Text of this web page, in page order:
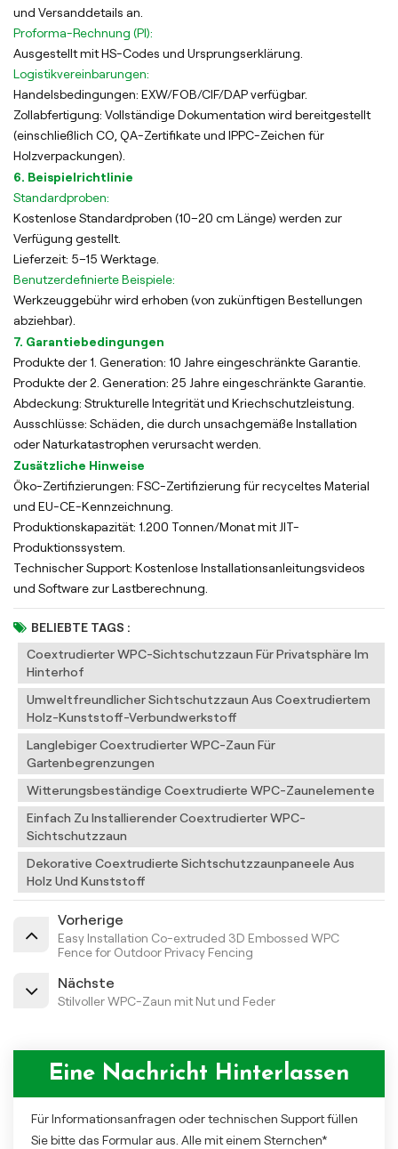
und Versanddetails an.
Proforma-Rechnung (PI):
Ausgestellt mit HS-Codes und Ursprungserklärung.
Logistikvereinbarungen:
Handelsbedingungen: EXW/FOB/CIF/DAP verfügbar.
Zollabfertigung: Vollständige Dokumentation wird bereitgestellt
(einschließlich CO, QA-Zertifikate und IPPC-Zeichen für
Holzverpackungen).
6. Beispielrichtlinie
Standardproben:
Kostenlose Standardproben (10–20 cm Länge) werden zur
Verfügung gestellt.
Lieferzeit: 5–15 Werktage.
Benutzerdefinierte Beispiele:
Werkzeuggebühr wird erhoben (von zukünftigen Bestellungen
abziehbar).
7. Garantiebedingungen
Produkte der 1. Generation: 10 Jahre eingeschränkte Garantie.
Produkte der 2. Generation: 25 Jahre eingeschränkte Garantie.
Abdeckung: Strukturelle Integrität und Kriechschutzleistung.
Ausschlüsse: Schäden, die durch unsachgemäße Installation
oder Naturkatastrophen verursacht werden.
Zusätzliche Hinweise
Öko-Zertifizierungen: FSC-Zertifizierung für recyceltes Material
und EU-CE-Kennzeichnung.
Produktionskapazität: 1.200 Tonnen/Monat mit JIT-
Produktionssystem.
Technischer Support: Kostenlose Installationsanleitungsvideos
und Software zur Lastberechnung.
BELIEBTE TAGS :
Coextrudierter WPC-Sichtschutzzaun Für Privatsphäre Im
Hinterhof
Umweltfreundlicher Sichtschutzzaun Aus Coextrudiertem
Holz-Kunststoff-Verbundwerkstoff
Langlebiger Coextrudierter WPC-Zaun Für
Gartenbegrenzungen
Witterungsbeständige Coextrudierte WPC-Zaunelemente
Einfach Zu Installierender Coextrudierter WPC-
Sichtschutzzaun
Dekorative Coextrudierte Sichtschutzzaunpaneele Aus
Holz Und Kunststoff
Vorherige
Easy Installation Co-extruded 3D Embossed WPC
Fence for Outdoor Privacy Fencing
Nächste
Stilvoller WPC-Zaun mit Nut und Feder
Eine Nachricht Hinterlassen
Für Informationsanfragen oder technischen Support füllen
Sie bitte das Formular aus. Alle mit einem Sternchen*